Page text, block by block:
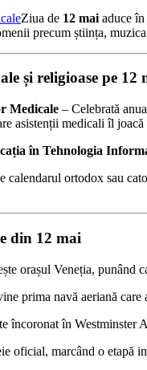
Ziua de 12 mai aduce
precum știința,
și religioase pe 12
Medicale – Celebrată
asistenții medicali îl
în Tehnologia
calendarul ortodox sau
din 12 mai
orașul Veneția, punând
prima navă aeriană
încoronat în
oficial, marcând o etapă